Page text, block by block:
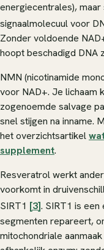
energiecentrales),
signaalmolecuul voor
Zonder voldoende
hoopt beschadigd DNA
NMN (nicotinamide
voor NAD+. Je lichaam
zogenoemde salvage
snel stijgen na inname.
het overzichtsartikel
supplement.
Resveratrol werkt
voorkomt in
SIRT1 [3]. SIRT1 is
segmenten repareert,
mitochondriale